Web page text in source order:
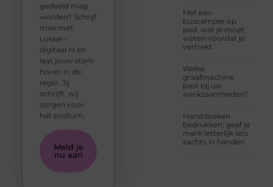
Met een
buscamper op
pad: wat je moet
weten voordat je
vertrekt
Welke
graafmachine
past bij uw
werkzaamheden?
Handdoeken
bedrukken: geef je
merk letterlijk iets
zachts in handen
gedeeld mag
worden? Schrijf
mee met
Losser-
digitaal.nl en
laat jouw stem
horen in de
regio. Jij
schrijft, wij
zorgen voor
het podium.
Meld je
nu aan